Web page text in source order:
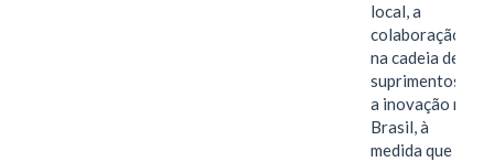
local, a
colaboração
na cadeia de
suprimentos e
a inovação no
Brasil, à
medida que